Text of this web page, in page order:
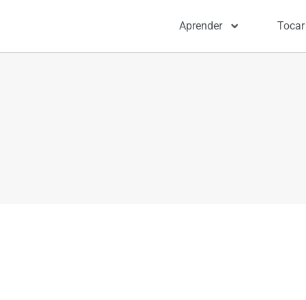
Aprender Tocar